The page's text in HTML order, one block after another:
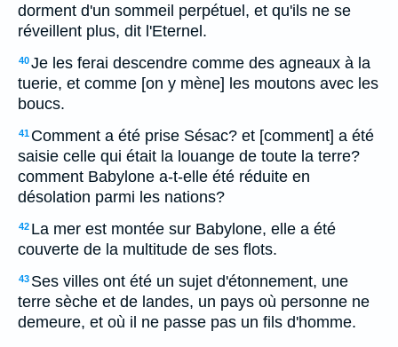
dorment d'un sommeil perpétuel, et qu'ils ne se
réveillent plus, dit l'Eternel.
40Je les ferai descendre comme des agneaux à la
tuerie, et comme [on y mène] les moutons avec les
boucs.
41 Comment a été prise Sésac? et [comment] a été
saisie celle qui était la louange de toute la terre?
comment Babylone a-t-elle été réduite en
désolation parmi les nations?
42 La mer est montée sur Babylone, elle a été
couverte de la multitude de ses flots.
43 Ses villes ont été un sujet d'étonnement, une
terre sèche et de landes, un pays où personne ne
demeure, et où il ne passe pas un fils d'homme.